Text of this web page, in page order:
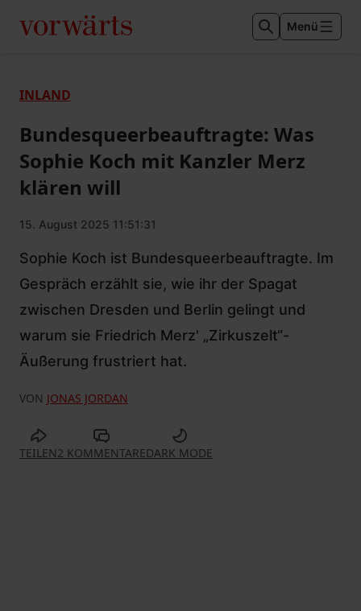
Menü
INLAND
Bundesqueerbeauftragte: Was
Sophie Koch mit Kanzler Merz
klären will
15. August 2025 11:51:31
Sophie Koch ist Bundesqueerbeauftragte. Im
Gespräch erzählt sie, wie ihr der Spagat
zwischen Dresden und Berlin gelingt und
warum sie Friedrich Merz' „Zirkuszelt“-
Äußerung frustriert hat.
VON JONAS JORDAN
TEILEN2 KOMMENTAREDARK MODE